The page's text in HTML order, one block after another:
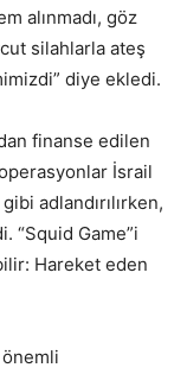
alınmadı, göz
silahlarla ateş
diye ekledi.
finanse edilen
İsrail
adlandırılırken,
“Squid Game”i
Hareket eden